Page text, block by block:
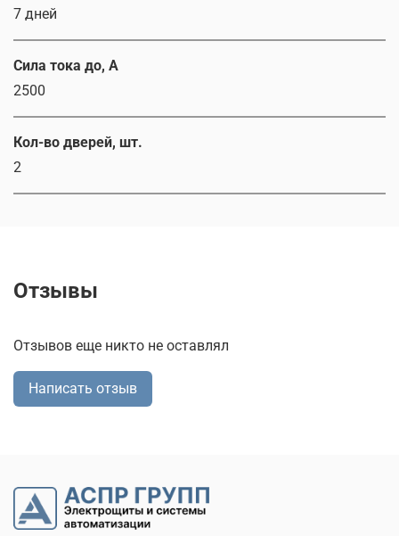
7 дней
Сила тока до, А
2500
Кол-во дверей, шт.
2
Отзывы
Отзывов еще никто не оставлял
Написать отзыв